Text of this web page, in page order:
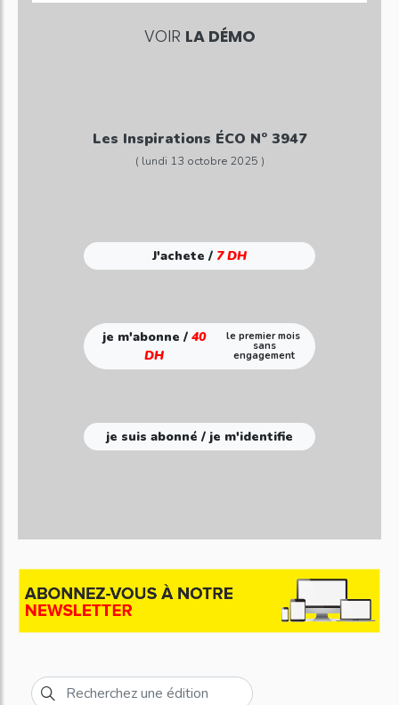
VOIR LA DÉMO
Les Inspirations ÉCO N° 3947
( lundi 13 octobre 2025 )
J'achete / 7 DH
je m'abonne /40
DH
le premier mois
sans
engagement
je suis abonné / je m'identifie